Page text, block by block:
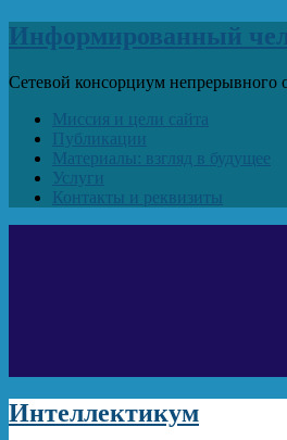
Информированный
Сетевой консорциум
Миссия и цели сайта
Публикации
Материалы: взгляд в будущее
Услуги
Контакты и реквизиты
Интеллектикум